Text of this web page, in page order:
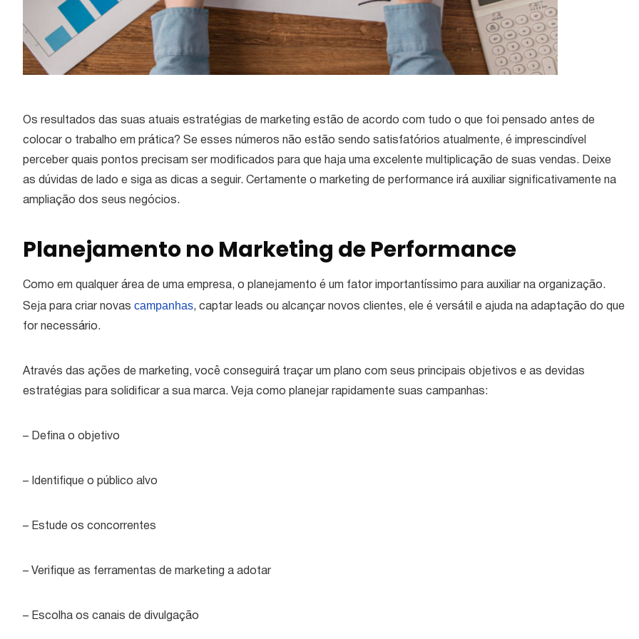
Os resultados das suas atuais estratégias de marketing estão de acordo com tudo o que foi pensado antes de
colocar o trabalho em prática? Se esses números não estão sendo satisfatórios atualmente, é imprescindível
perceber quais pontos precisam ser modificados para que haja uma excelente multiplicação de suas vendas. Deixe
as dúvidas de lado e siga as dicas a seguir. Certamente o marketing de performance irá auxiliar significativamente na
ampliação dos seus negócios.
Planejamento no Marketing de Performance
Como em qualquer área de uma empresa, o planejamento é um fator importantíssimo para auxiliar na organização.
Seja para criar novas campanhas, captar leads ou alcançar novos clientes, ele é versátil e ajuda na adaptação do que
for necessário.
Através das ações de marketing, você conseguirá traçar um plano com seus principais objetivos e as devidas
estratégias para solidificar a sua marca. Veja como planejar rapidamente suas campanhas:
– Defina o objetivo
– Identifique o público alvo
– Estude os concorrentes
– Verifique as ferramentas de marketing a adotar
– Escolha os canais de divulgação